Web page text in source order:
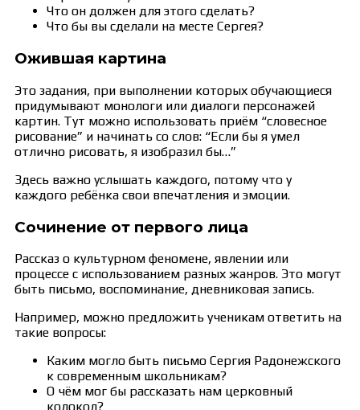
Что он должен для этого сделать?
Что бы вы сделали на месте Сергея?
Ожившая картина
Это задания, при выполнении которых обучающиеся
придумывают монологи или диалоги персонажей
картин. Тут можно использовать приём “словесное
рисование” и начинать со слов: “Если бы я умел
отлично рисовать, я изобразил бы…”
Здесь важно услышать каждого, потому что у
каждого ребёнка свои впечатления и эмоции.
Сочинение от первого лица
Рассказ о культурном феномене, явлении или
процессе с использованием разных жанров. Это могут
быть письмо, воспоминание, дневниковая запись.
Например, можно предложить ученикам ответить на
такие вопросы:
Каким могло быть письмо Сергия Радонежского
к современным школьникам?
О чём мог бы рассказать нам церковный
колокол?